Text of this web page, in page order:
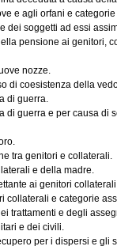
e agli orfani e
dei soggetti ad essi
pensione ai genitori,
nozze.
di coesistenza della
di guerra.
di guerra e per causa di
tra genitori e collaterali.
e della madre.
ai genitori
collaterali e categorie
trattamenti e degli
e dei civili.
per i dispersi e